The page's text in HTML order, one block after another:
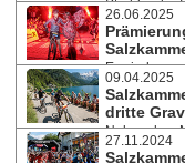
Strahlender
Temperaturen, perfekte
Höchstleistungen prägten
Salzkammergut
präsentierten sich neue
26.06.2025
Es sind nur
der 28. Salzkammergut
Marathon mit sieben
Gravelkursen, Team- und
Tages-Programm.
09.04.2025
dritte
Neben dem
zwischen 22 und 210
27.11.2024